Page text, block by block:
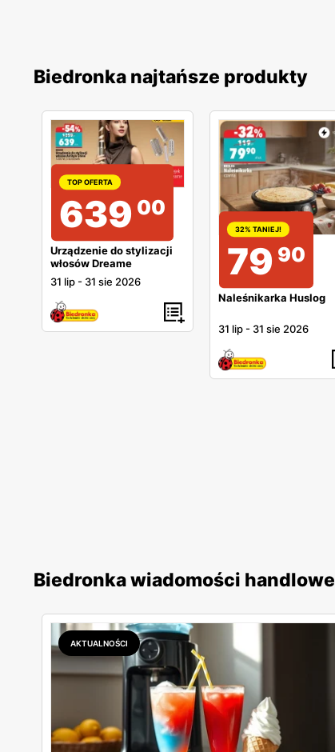
Biedronka najtańsze produkty
TOP OFERTA
639 00
Urządzenie do stylizacji
włosów Dreame
31 lip - 31 sie 2026
32% TANIEJ!
79 90
Naleśnikarka Huslog
31 lip - 31 sie 2026
Biedronka wiadomości handlowe
AKTUALNOŚCI